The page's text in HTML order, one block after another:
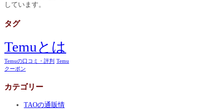
しています。
タグ
Temuとは
Temuの口コミ・評判 Temu
クーポン
カテゴリー
TAOの通販情